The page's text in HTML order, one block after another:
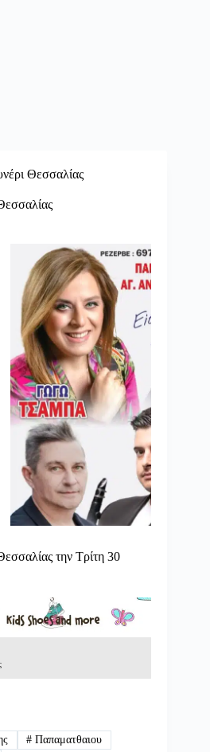
Θεσσαλίας
την Τρίτη 30
# Παπαματθαιου